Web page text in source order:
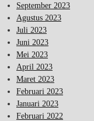
September 2023
Agustus 2023
Juli 2023
Juni 2023
Mei 2023
April 2023
Maret 2023
Februari 2023
Januari 2023
Februari 2022